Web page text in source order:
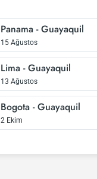
Panama - Guayaquil
15 Ağustos
Lima - Guayaquil
13 Ağustos
Bogota - Guayaquil
2 Ekim